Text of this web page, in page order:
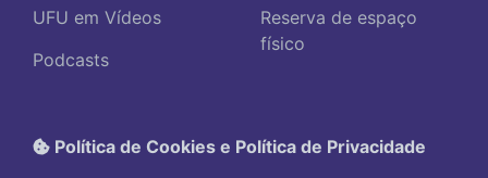
UFU em Vídeos
Podcasts
Reserva de espaço
físico
Política de Cookies e Política de Privacidade